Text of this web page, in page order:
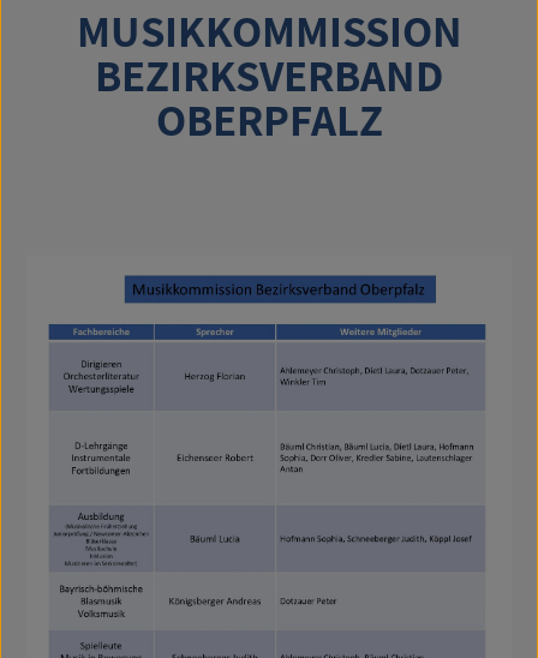
MUSIKKOMMISSION
BEZIRKSVERBAND
OBERPFALZ